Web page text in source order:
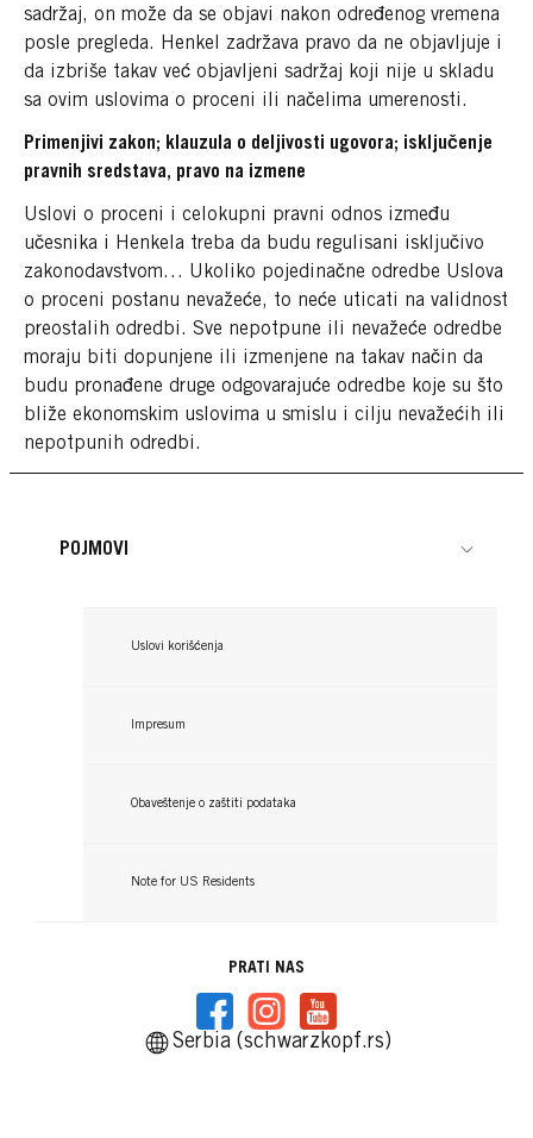
sadržaj, on može da se objavi nakon određenog vremena
posle pregleda. Henkel zadržava pravo da ne objavljuje i
da izbriše takav već objavljeni sadržaj koji nije u skladu
sa ovim uslovima o proceni ili načelima umerenosti.
Primenjivi zakon; klauzula o deljivosti ugovora; isključenje
pravnih sredstava, pravo na izmene
Uslovi o proceni i celokupni pravni odnos između
učesnika i Henkela treba da budu regulisani isključivo
zakonodavstvom… Ukoliko pojedinačne odredbe Uslova
o proceni postanu nevažeće, to neće uticati na validnost
preostalih odredbi. Sve nepotpune ili nevažeće odredbe
moraju biti dopunjene ili izmenjene na takav način da
budu pronađene druge odgovarajuće odredbe koje su što
bliže ekonomskim uslovima u smislu i cilju nevažećih ili
nepotpunih odredbi.
POJMOVI
Uslovi korišćenja
Impresum
Obaveštenje o zaštiti podataka
Note for US Residents
PRATI NAS
Serbia (schwarzkopf.rs)